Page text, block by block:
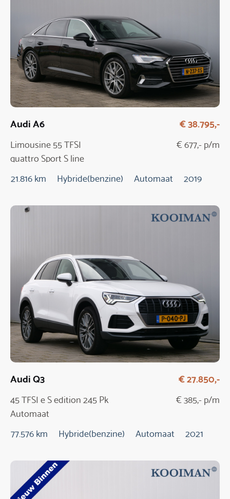
Audi A6
Limousine 55 TFSI
quattro Sport S line
edition
€ 38.795,-
€ 677,- p/m
21.816 km Hybride(benzine) Automaat 2019
Audi Q3
45 TFSI e S edition 245 Pk
Automaat
€ 27.850,-
€ 385,- p/m
77.576 km Hybride(benzine) Automaat 2021